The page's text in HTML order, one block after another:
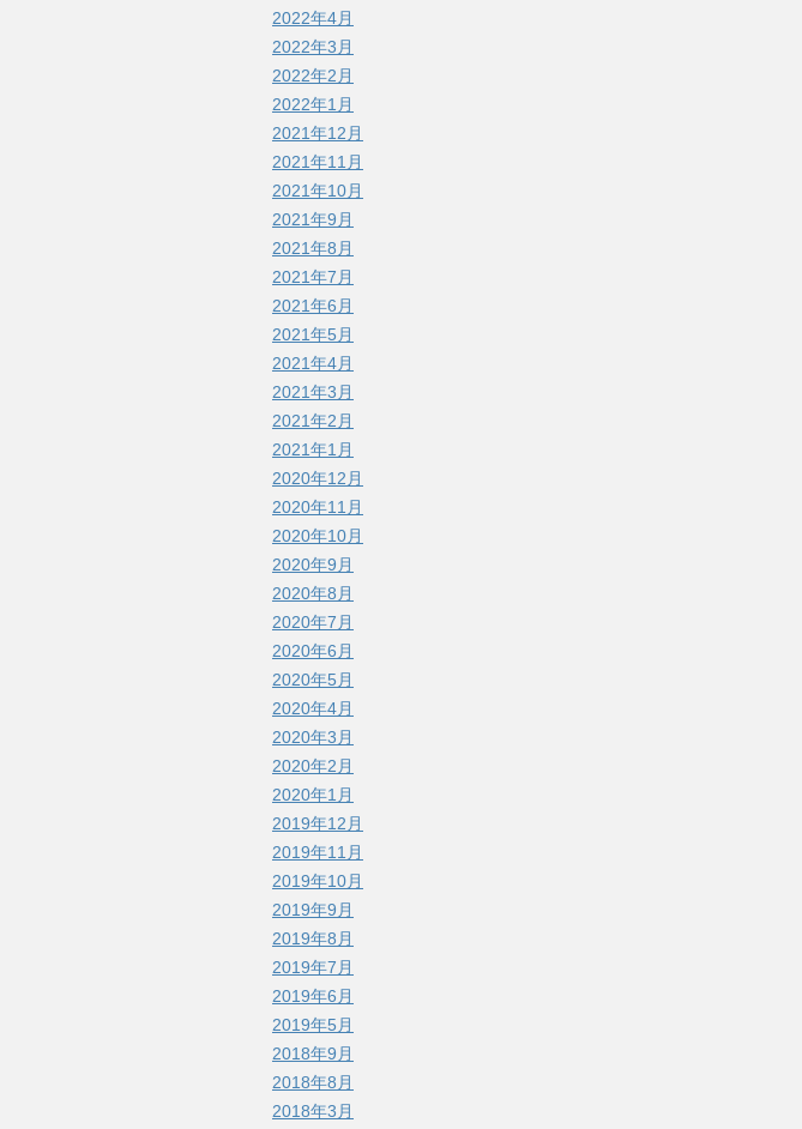
2022年4月
2022年3月
2022年2月
2022年1月
2021年12月
2021年11月
2021年10月
2021年9月
2021年8月
2021年7月
2021年6月
2021年5月
2021年4月
2021年3月
2021年2月
2021年1月
2020年12月
2020年11月
2020年10月
2020年9月
2020年8月
2020年7月
2020年6月
2020年5月
2020年4月
2020年3月
2020年2月
2020年1月
2019年12月
2019年11月
2019年10月
2019年9月
2019年8月
2019年7月
2019年6月
2019年5月
2018年9月
2018年8月
2018年3月